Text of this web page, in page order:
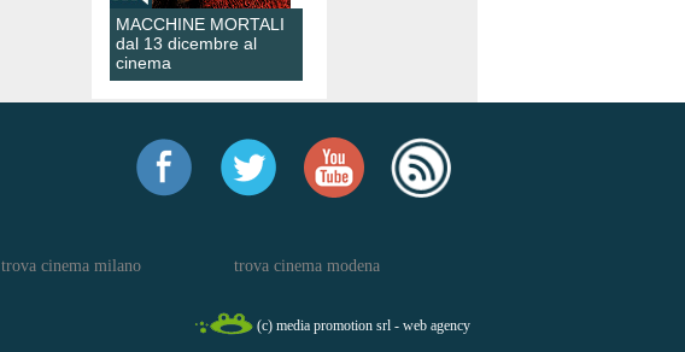
MACCHINE MORTALI
dal 13 dicembre al
cinema
trova cinema milano trova cinema modena
(c) media promotion srl - web agency